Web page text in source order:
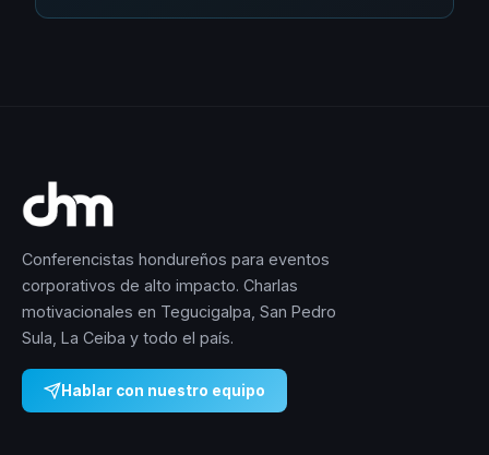
Conferencistas hondureños para eventos
corporativos de alto impacto. Charlas
motivacionales en Tegucigalpa, San Pedro
Sula, La Ceiba y todo el país.
Hablar con nuestro equipo